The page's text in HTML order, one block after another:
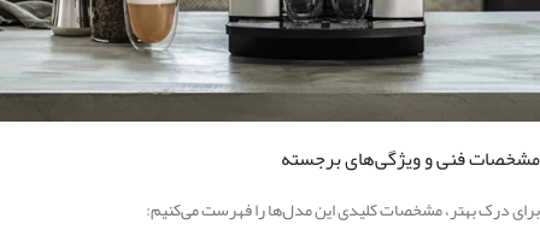
مشخصات فنی و ویژگی‌های برجسته
برای درک بهتر، مشخصات کلیدی این مدل‌ها را فهرست می‌کنیم: